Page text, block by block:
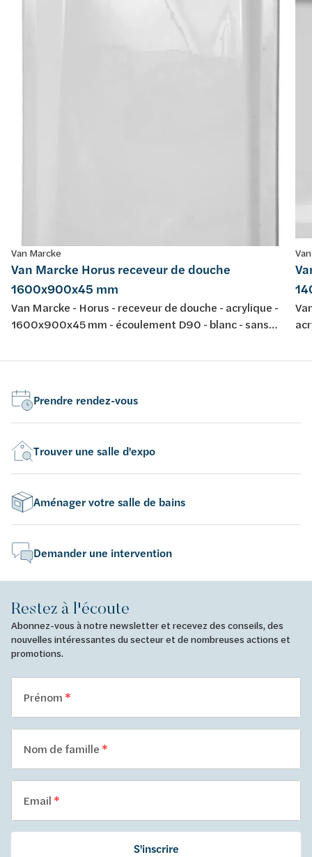
Van Marcke
Van Marcke Horus receveur de douche
1600x900x45 mm
Van Marcke - Horus - receveur de douche - acrylique -
1600x900x45 mm - écoulement D90 - blanc - sans
européennes EN 198 , EN 232 & EN 14516: 2010
Prendre rendez-vous
Trouver une salle d'expo
Aménager votre salle de bains
Demander une intervention
Restez à l'écoute
Abonnez-vous à notre newsletter et recevez des conseils, des
nouvelles intéressantes du secteur et de nombreuses actions et
promotions.
Prénom
Nom de famille
Email
S'inscrire